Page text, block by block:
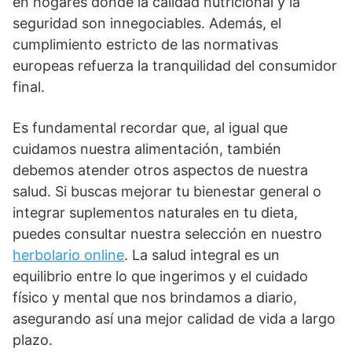
seguridad son innegociables. Además, el
cumplimiento estricto de las normativas
europeas refuerza la tranquilidad del consumidor
final.
Es fundamental recordar que, al igual que
cuidamos nuestra alimentación, también
debemos atender otros aspectos de nuestra
salud. Si buscas mejorar tu bienestar general o
integrar suplementos naturales en tu dieta,
puedes consultar nuestra selección en nuestro
herbolario online. La salud integral es un
equilibrio entre lo que ingerimos y el cuidado
físico y mental que nos brindamos a diario,
asegurando así una mejor calidad de vida a largo
plazo.